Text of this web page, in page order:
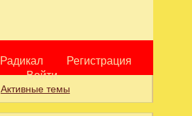
Радикал
Регистрация
Войти
Активные темы